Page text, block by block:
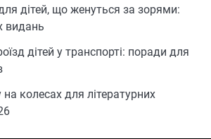
для дітей, що женуться за зорями:
видань
дітей у транспорті: поради для
на колесах для літературних